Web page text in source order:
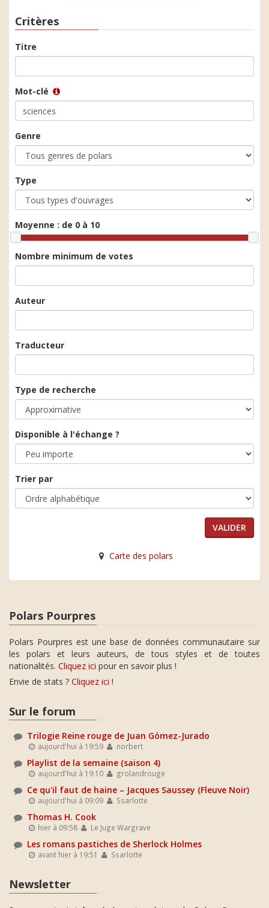
Critères
Titre
Mot-clé
Genre
Type
Moyenne : de 0 à 10
Nombre minimum de votes
Auteur
Traducteur
Type de recherche
Disponible à l'échange ?
Trier par
Carte des polars
Polars Pourpres
Polars Pourpres est une base de données communautaire sur
les polars et leurs auteurs, de tous styles et de toutes
nationalités. Cliquez ici pour en savoir plus !
Envie de stats ? Cliquez ici !
Sur le forum
Trilogie Reine rouge de Juan Gómez-Jurado
aujourd'hui à 19:59 norbert
Playlist de la semaine (saison 4)
aujourd'hui à 19:10 grolandrouge
Ce qu'il faut de haine – Jacques Saussey (Fleuve Noir)
aujourd'hui à 09:09 Ssarlotte
Thomas H. Cook
hier à 09:58 Le Juge Wargrave
Les romans pastiches de Sherlock Holmes
avant hier à 19:51 Ssarlotte
Newsletter